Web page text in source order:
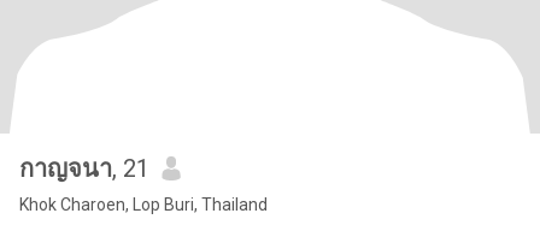
กาญจนา, 21
Khok Charoen, Lop Buri, Thailand